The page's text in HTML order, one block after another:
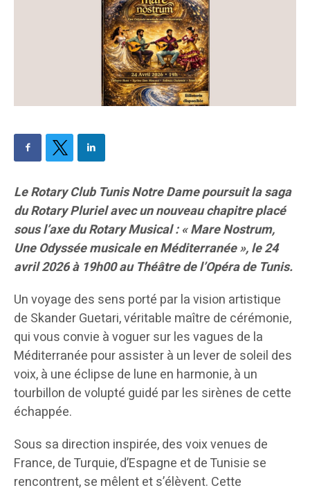
Le Rotary Club Tunis Notre Dame poursuit la saga
du Rotary Pluriel avec un nouveau chapitre placé
sous l’axe du Rotary Musical : « Mare Nostrum,
Une Odyssée musicale en Méditerranée », le 24
avril 2026 à 19h00 au Théâtre de l’Opéra de Tunis.
Un voyage des sens porté par la vision artistique
de Skander Guetari, véritable maître de cérémonie,
qui vous convie à voguer sur les vagues de la
Méditerranée pour assister à un lever de soleil des
voix, à une éclipse de lune en harmonie, à un
tourbillon de volupté guidé par les sirènes de cette
échappée.
Sous sa direction inspirée, des voix venues de
France, de Turquie, d’Espagne et de Tunisie se
rencontrent, se mêlent et s’élèvent. Cette